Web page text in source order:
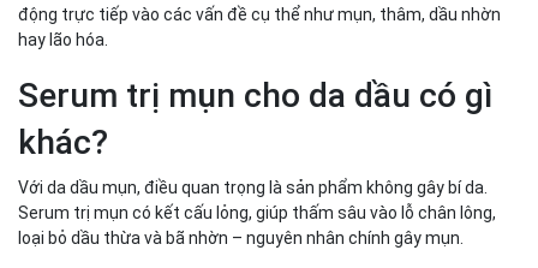
động trực tiếp vào các vấn đề cụ thể như mụn, thâm, dầu nhờn
hay lão hóa.
Serum trị mụn cho da dầu có gì
khác?
Với da dầu mụn, điều quan trọng là sản phẩm không gây bí da.
Serum trị mụn có kết cấu lỏng, giúp thấm sâu vào lỗ chân lông,
loại bỏ dầu thừa và bã nhờn – nguyên nhân chính gây mụn.